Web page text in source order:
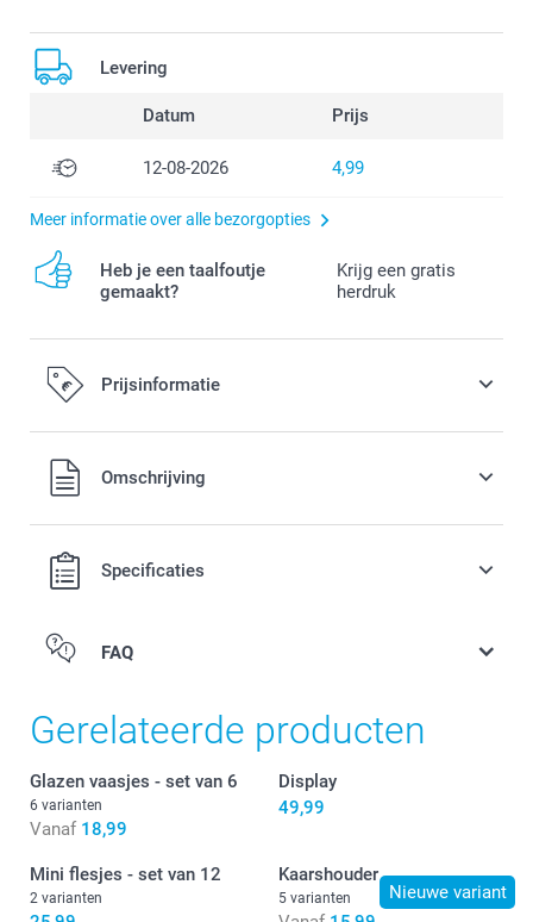
Levering
Datum Prijs
12-08-2026 4,99
Meer informatie over alle bezorgopties
Heb je een taalfoutje
gemaakt?
Krijg een gratis
herdruk
Prijsinformatie
Alle prijzen zijn in EURO (€) inclusief BTW en exclusief
verzendkosten.Omschrijving
Specificaties
FAQ
Gerelateerde producten
Glazen vaasjes - set van 6
6 varianten
Vanaf 18,99
Display
49,99
Mini flesjes - set van 12
2 varianten Nieuwe variant
Kaarshouder
5 varianten